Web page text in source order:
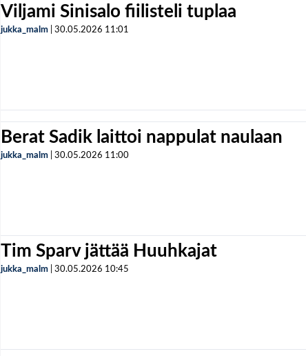
Viljami Sinisalo fiilisteli tuplaa
jukka_malm 30.05.2026 11:01
Berat Sadik laittoi nappulat naulaan
jukka_malm 30.05.2026 11:00
Tim Sparv jättää Huuhkajat
jukka_malm 30.05.2026 10:45